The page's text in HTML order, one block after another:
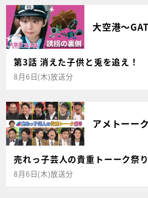
大空港～
第3話 消えた子供と兎を追え！
8月6日(木)放送分
アメトーー
売れっ子芸人の貴重トーーク祭
8月6日(木)放送分